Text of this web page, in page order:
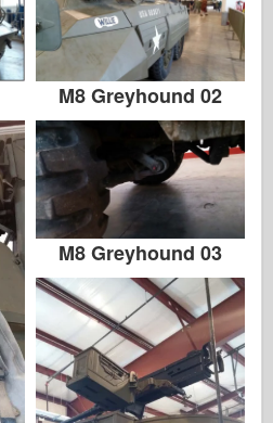
M8 Greyhound 02
M8 Greyhound 03